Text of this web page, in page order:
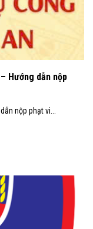
Hướng dẫn nộp
nộp phạt vi...